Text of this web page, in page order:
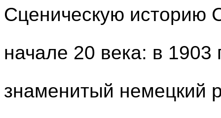
Сценическую историю
начале 20 века: в 1903
знаменитый немецкий